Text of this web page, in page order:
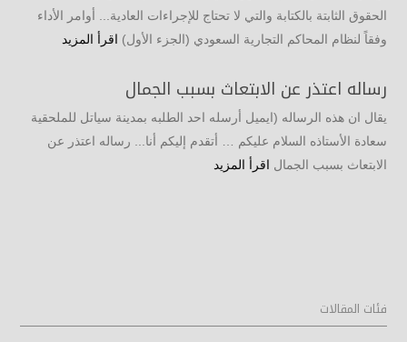
الحقوق الثابتة بالكتابة والتي لا تحتاج للإجراءات العادية... أوامر الأداء
وفقاً لنظام المحاكم التجارية السعودي (الجزء الأول) اقرأ المزيد
رساله اعتذر عن الابتعاث بسبب الجمال
يقال ان هذه الرساله (ايميل أرسله احد الطلبه بمدينة سياتل للملحقية
سعادة الأستاذه السلام عليكم … أتقدم إليكم أنا... رساله اعتذر عن
الابتعاث بسبب الجمال اقرأ المزيد
فئات المقالات